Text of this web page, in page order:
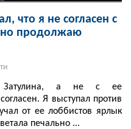
что я не согласен с
но продолжаю
Затулина, а не с ее
Я выступал против
от ее лоббистов ярлык
печально ...